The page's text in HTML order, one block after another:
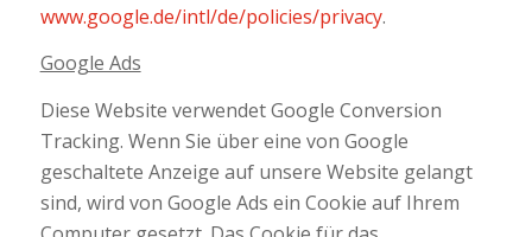
www.google.de/intl/de/policies/privacy.
Google Ads
Diese Website verwendet Google Conversion
Tracking. Wenn Sie über eine von Google
geschaltete Anzeige auf unsere Website gelangt
sind, wird von Google Ads ein Cookie auf Ihrem